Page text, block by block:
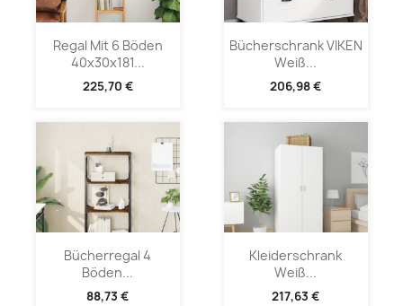
Regal Mit 6 Böden
40x30x181...
225,70 €
Bücherschrank VIKEN
Weiß...
206,98 €
Bücherregal 4
Böden...
88,73 €
Kleiderschrank
Weiß...
217,63 €